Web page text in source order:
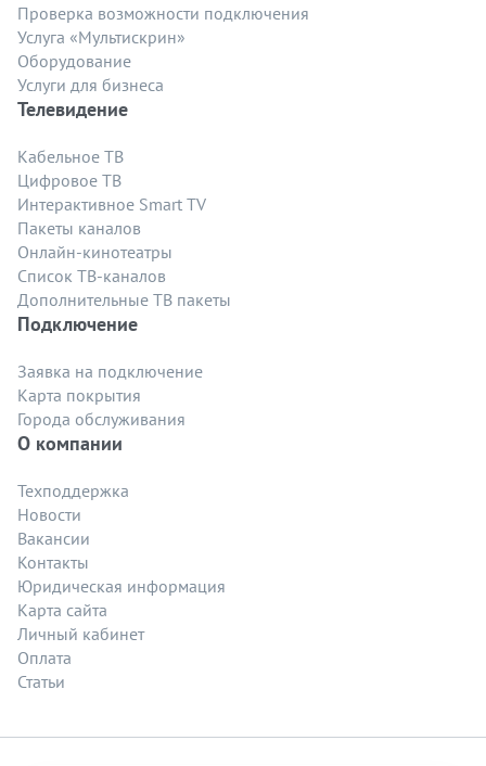
Проверка возможности подключения
Услуга «Мультискрин»
Оборудование
Услуги для бизнеса
Телевидение
Кабельное ТВ
Цифровое ТВ
Интерактивное Smart TV
Пакеты каналов
Онлайн-кинотеатры
Список ТВ-каналов
Дополнительные ТВ пакеты
Подключение
Заявка на подключение
Карта покрытия
Города обслуживания
О компании
Техподдержка
Новости
Вакансии
Контакты
Юридическая информация
Карта сайта
Личный кабинет
Оплата
Статьи